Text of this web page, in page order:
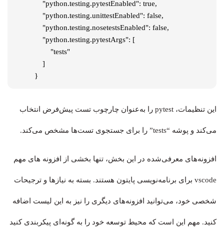
}
این تنظیمات، pytest را به‌عنوان چارچوب تست پیش‌فرض انتخاب
می‌کند و پوشه “tests” را برای جستجوی تست‌ها مشخص می‌کند.
افزونه‌های معرفی‌شده در این بخش، تنها بخشی از افزونه های مهم
vscode برای برنامه‌نویسی پایتون هستند. بسته به نیازها و ترجیحات
شخصی خود، می‌توانید افزونه‌های دیگری را نیز به این لیست اضافه
کنید. مهم این است که محیط توسعه خود را به گونه‌ای پیکربندی کنید